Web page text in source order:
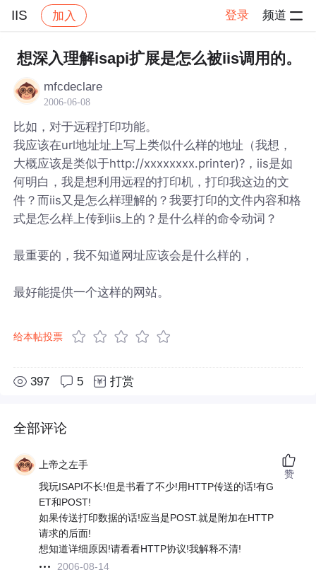
IIS 加入 登录 频道
社区 IIS 帖子详情
想深入理解isapi扩展是怎么被iis调用的。
mfcdeclare
2006-06-08
比如，对于远程打印功能。
我应该在url地址址上写上类似什么样的地址（我想，
大概应该是类似于http://xxxxxxxx.printer)?，iis是如
何明白，我是想利用远程的打印机，打印我这边的文
件？而iis又是怎么样理解的？我要打印的文件内容和格
式是怎么样上传到iis上的？是什么样的命令动词？
最重要的，我不知道网址应该会是什么样的，
最好能提供一个这样的网站。
给本帖投票
397 5 打赏
全部评论
上帝之左手
我玩ISAPI不长!但是书看了不少!用HTTP传送的话!有G
ET和POST!
如果传送打印数据的话!应当是POST.就是附加在HTTP
请求的后面!
想知道详细原因!请看看HTTP协议!我解释不清!
2006-08-14
赞